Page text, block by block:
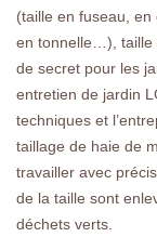
(taille en fuseau,
en tonnelle…), taille
de secret pour les
entretien de jardin
techniques et
taillage de haie de
travailler avec
de la taille sont
déchets verts.